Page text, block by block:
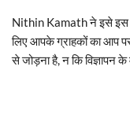
Nithin Kamath ने इसे इस
लिए आपके ग्राहकों का आप पर
से जोड़ना है, न कि विज्ञापन